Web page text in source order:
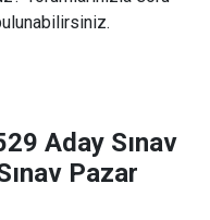
Aday Sınav
Pazar